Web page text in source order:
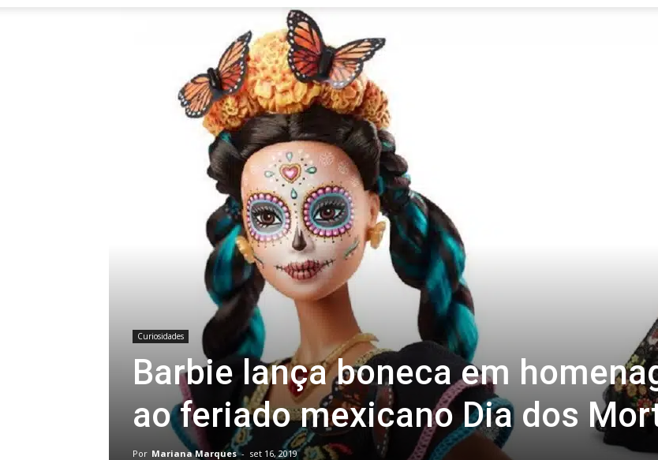
Curiosidades
Barbie lança boneca em
ao feriado mexicano Dia dos
Por Mariana Marques - set 16, 2019